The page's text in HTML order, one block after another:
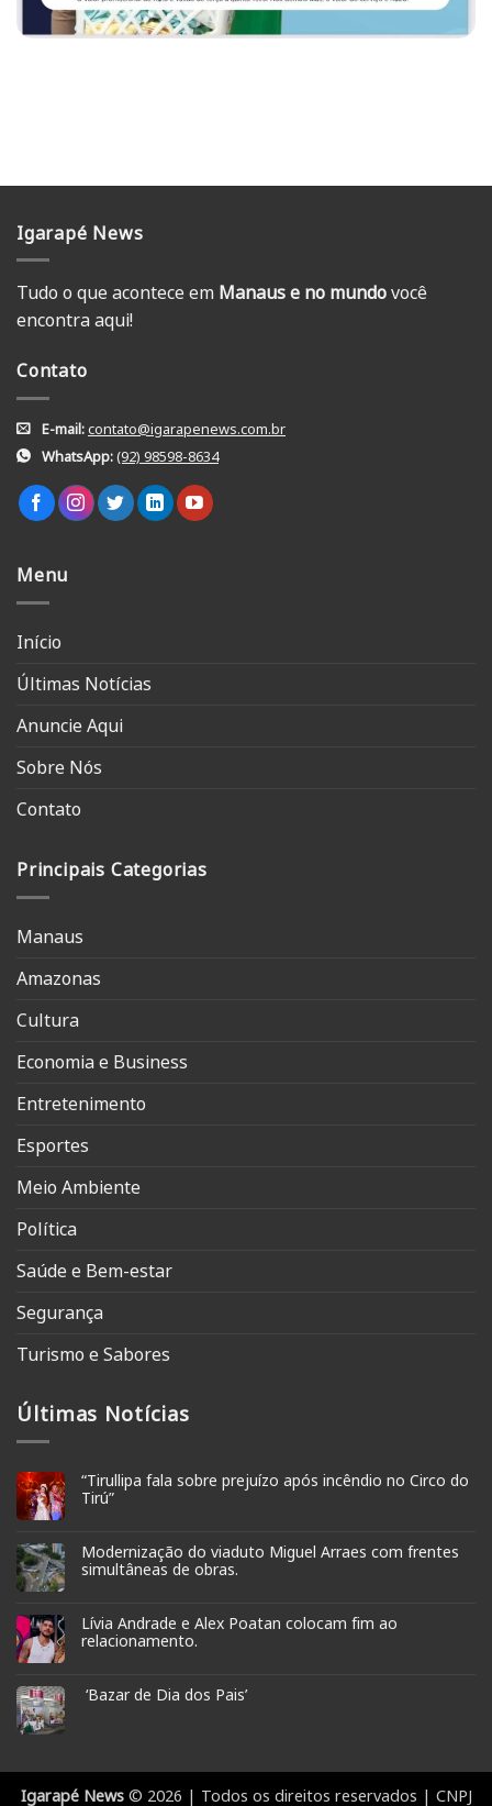
Igarapé News
Tudo o que acontece em Manaus e no mundovocê
encontra aqui!
Contato
E-mail:contato@igarapenews.com.br
WhatsApp:(92) 98598-8634
Menu
Início
Últimas Notícias
Anuncie Aqui
Sobre Nós
Contato
Principais Categorias
Manaus
Amazonas
Cultura
Economia e Business
Entretenimento
Esportes
Meio Ambiente
Política
Saúde e Bem-estar
Segurança
Turismo e Sabores
Últimas Notícias
“Tirullipa fala sobre prejuízo após incêndio no Circo do
Tirú”
Modernização do viaduto Miguel Arraes com frentes
simultâneas de obras.
Lívia Andrade e Alex Poatan colocam fim ao
relacionamento.
‘Bazar de Dia dos Pais’
Igarapé News© 2026 | Todos os direitos reservados | CNPJ